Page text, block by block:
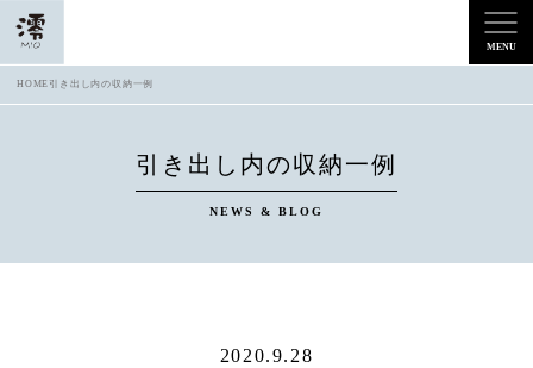
HOME 引き出し内の収納一例
引き出し内の収納一例
NEWS & BLOG
2020.9.28